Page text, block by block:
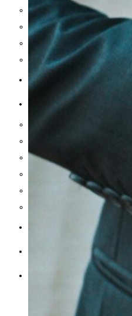
Stue og kontor
Have og terrasse
Badeværelse
Bolig inspiration
MAD & DRIKKE
SUNDHED
Vitaminer og mineraler
Hjerne og fokus
Træning og performance